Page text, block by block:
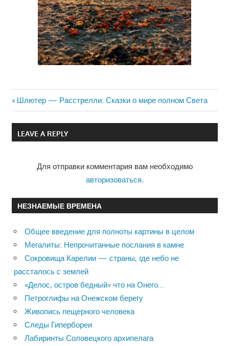
Навигация
по
Previous
Post:
Шлютер — Расстрелли: Сказки о мире полном Света
LEAVE A REPLY
Для отправки комментария вам необходимо
авторизоваться
НЕЗНАЕМЫЕ ВРЕМЕНА
Общее введение для полноты картины в целом
Мегалиты: Непрочитанные послания в камне
Сокровища Карелии — страны, где небо не
рассталось с землей
«Делос, остров бедный» что на Онего…
Петроглифы на Онежском берегу
Живопись пещерного человека
Следы Гипербореи
Лабиринты Соловецкого архипелага